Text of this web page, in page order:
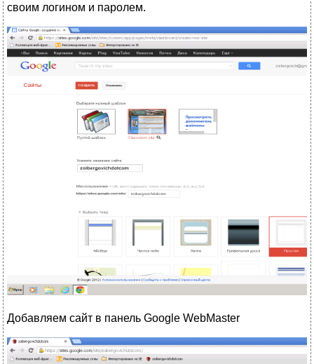
своим логином и паролем.
Добавляем сайт в панель Google WebMaster